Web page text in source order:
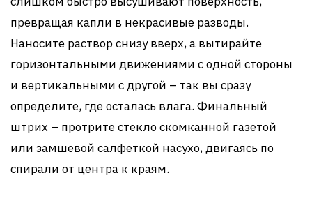
превращая капли в некрасивые разводы.
Наносите раствор снизу вверх, а вытирайте
горизонтальными движениями с одной стороны
и вертикальными с другой – так вы сразу
определите, где осталась влага. Финальный
штрих – протрите стекло скомканной газетой
или замшевой салфеткой насухо, двигаясь по
спирали от центра к краям.